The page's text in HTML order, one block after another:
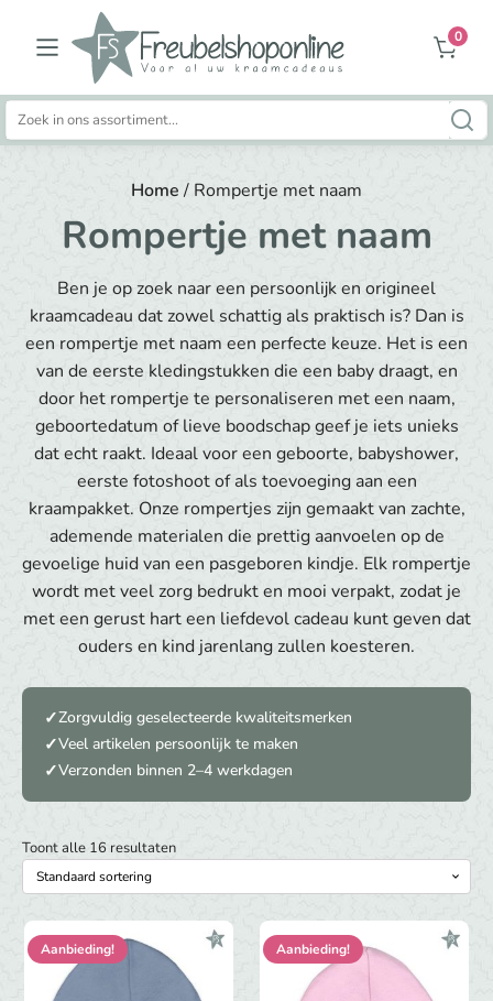
0
Zoeken
naar:
Home / Rompertje met naam
Rompertje met naam
Ben je op zoek naar een persoonlijk en origineel
kraamcadeau dat zowel schattig als praktisch is? Dan is
een rompertje met naam een perfecte keuze. Het is een
van de eerste kledingstukken die een baby draagt, en
door het rompertje te personaliseren met een naam,
geboortedatum of lieve boodschap geef je iets unieks
dat echt raakt. Ideaal voor een geboorte, babyshower,
eerste fotoshoot of als toevoeging aan een
kraampakket. Onze rompertjes zijn gemaakt van zachte,
ademende materialen die prettig aanvoelen op de
gevoelige huid van een pasgeboren kindje. Elk rompertje
wordt met veel zorg bedrukt en mooi verpakt, zodat je
met een gerust hart een liefdevol cadeau kunt geven dat
ouders en kind jarenlang zullen koesteren.
Zorgvuldig geselecteerde kwaliteitsmerken
Veel artikelen persoonlijk te maken
Verzonden binnen 2–4 werkdagen
Toont alle 16 resultaten
Aanbieding! Aanbieding!